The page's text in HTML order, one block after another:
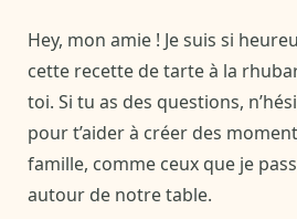
Hey, mon amie ! Je suis si
cette recette de tarte à la
toi. Si tu as des questions,
pour t’aider à créer des
famille, comme ceux que je
autour de notre table.